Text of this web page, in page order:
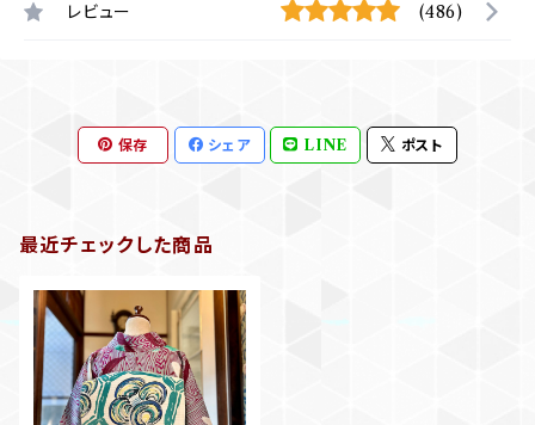
レビュー (486)
保存 シェア LINE ポスト
最近チェックした商品